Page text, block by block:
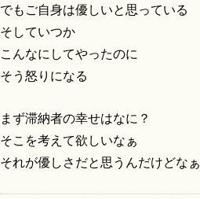
でもご自身は優しいと思っている
そしていつか
こんなにしてやったのに
そう怒りになる
まず滞納者の幸せはなに？
そこを考えて欲しいなぁ
それが優しさだと思うんだけどなぁ